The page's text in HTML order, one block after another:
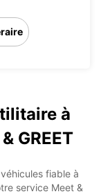
à
GREET
fiable à
service Meet &